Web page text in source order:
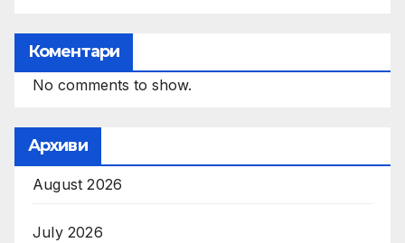
Коментари
No comments to show.
Архиви
August 2026
July 2026